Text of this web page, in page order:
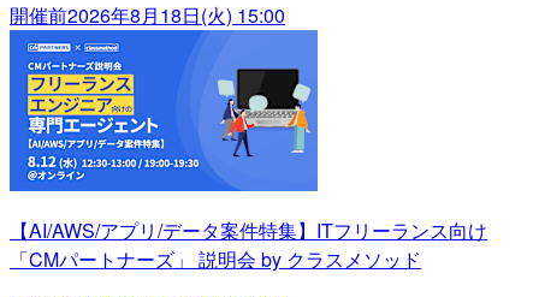
開催前2026年8月18日(火) 15:00
【AI/AWS/アプリ/データ案件特集】ITフリーランス向け
「CMパートナーズ」 説明会 by クラスメソッド